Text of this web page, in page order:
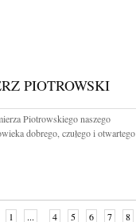
PIOTROWSKI
Piotrowskiego naszego
dobrego, czułego i otwartego
1 ... 4 5 6 7 8